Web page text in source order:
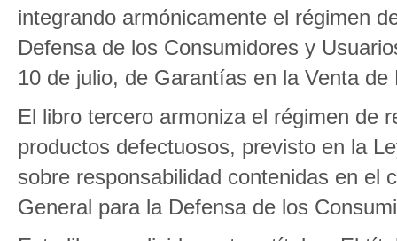
integrando armónicamente el régimen
Defensa de los Consumidores y
10 de julio, de Garantías en la Venta
El libro tercero armoniza el régimen de
productos defectuosos, previsto en la
sobre responsabilidad contenidas en el
General para la Defensa de los